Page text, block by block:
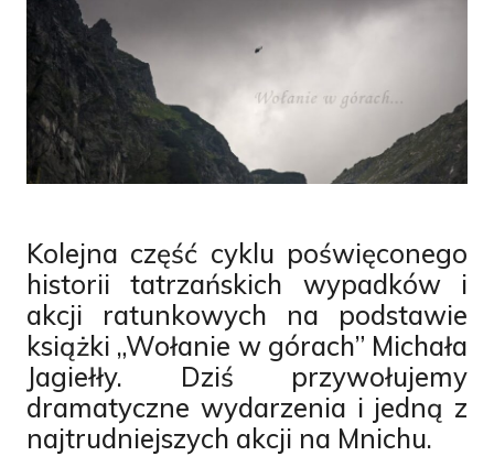
Kolejna część cyklu poświęconego
historii tatrzańskich wypadków i
akcji ratunkowych na podstawie
książki „Wołanie w górach” Michała
Jagiełły. Dziś przywołujemy
dramatyczne wydarzenia i jedną z
najtrudniejszych akcji na Mnichu.